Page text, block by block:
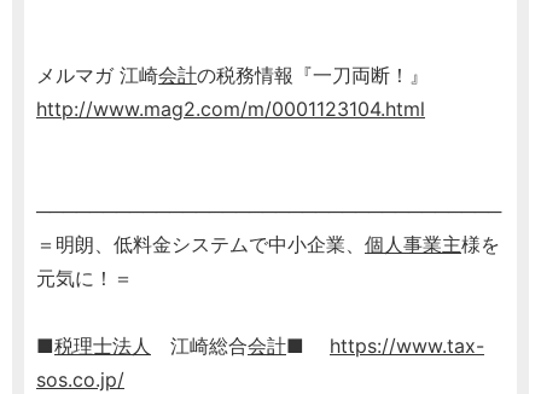
メルマガ 江崎会計の税務情報『一刀両断！』
http://www.mag2.com/m/0001123104.html
───────────────────────────────────
＝明朗、低料金システムで中小企業、 個人事業主様を
元気に！＝
■税理士法人 江崎総合会計■ https://www.tax-
sos.co.jp/